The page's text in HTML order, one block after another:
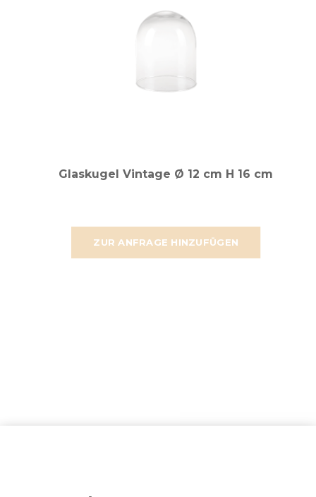
ZUR ANFRAGE HINZUFÜGEN
Glaskugel Vintage Ø 12 cm H 16 cm